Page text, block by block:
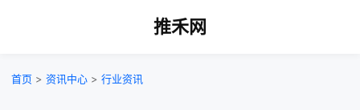
推禾网
首页 > 资讯中心 > 行业资讯